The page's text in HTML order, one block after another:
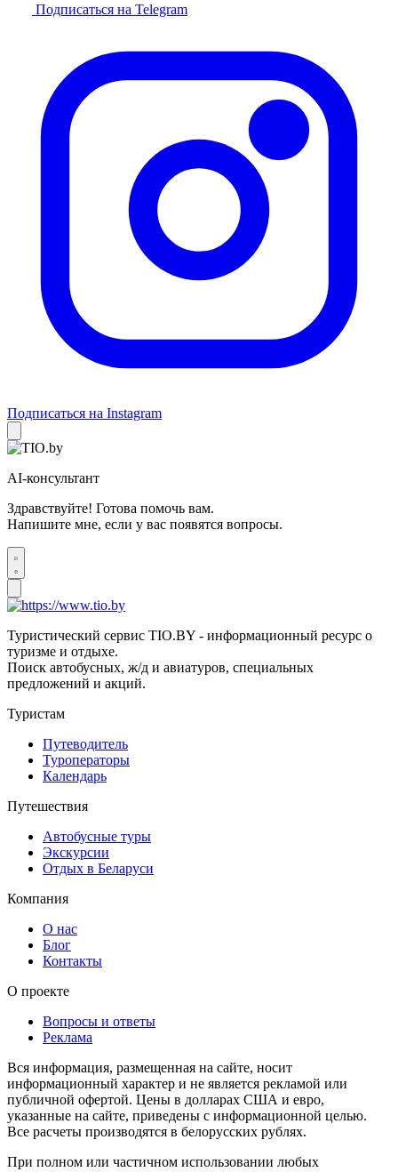
Подписаться на Telegram
Подписаться на Instagram
AI-консультант
Здравствуйте! Готова помочь вам.
Напишите мне, если у вас появятся вопросы.
Туристический сервис TIO.BY - информационный ресурс о
туризме и отдыхе.
Поиск автобусных, ж/д и авиатуров, специальных
предложений и акций.
Туристам
Путеводитель
Туроператоры
Календарь
Путешествия
Автобусные туры
Экскурсии
Отдых в Беларуси
Компания
О нас
Блог
Контакты
О проекте
Вопросы и ответы
Реклама
Вся информация, размещенная на сайте, носит
информационный характер и не является рекламой или
публичной офертой. Цены в долларах США и евро,
указанные на сайте, приведены с информационной целью.
Все расчеты производятся в белорусских рублях.
При полном или частичном использовании любых